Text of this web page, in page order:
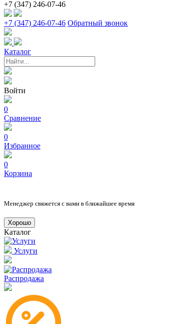
+7 (347) 246-07-46
+7 (347) 246-07-46 Обратный звонок
Каталог
Войти
0
Сравнение
0
Избранное
0
Корзина
Менеджер свяжется с вами в ближайшее время
Хорошо
Каталог
Услуги
Распродажа